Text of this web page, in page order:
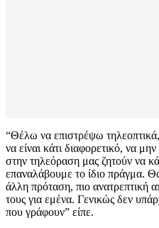
“Θέλω να επιστρέψω
να είναι κάτι διαφορετικό, να
στην τηλεόραση μας ζητούν να
επαναλάβουμε το ίδιο πράγμα.
άλλη πρόταση, πιο ανατρεπτική
τους για εμένα. Γενικώς δεν
που γράφουν” είπε.